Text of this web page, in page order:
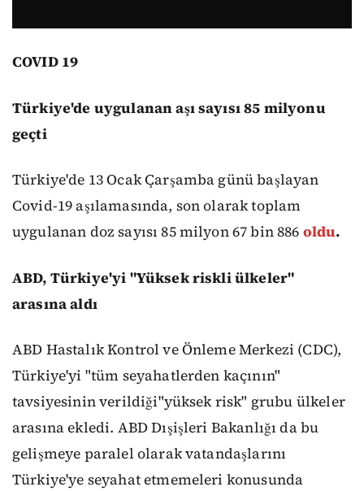
COVID 19
Türkiye'de uygulanan aşı sayısı 85 milyonu
geçti
Türkiye'de 13 Ocak Çarşamba günü başlayan
Covid-19 aşılamasında, son olarak toplam
uygulanan doz sayısı 85 milyon 67 bin 886 oldu.
ABD, Türkiye'yi "Yüksek riskli ülkeler"
arasına aldı
ABD Hastalık Kontrol ve Önleme Merkezi (CDC),
Türkiye'yi "tüm seyahatlerden kaçının"
tavsiyesinin verildiği"yüksek risk" grubu ülkeler
arasına ekledi. ABD Dışişleri Bakanlığı da bu
gelişmeye paralel olarak vatandaşlarını
Türkiye'ye seyahat etmemeleri konusunda